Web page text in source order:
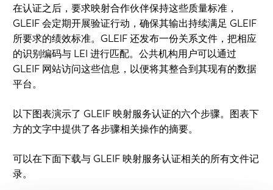
在认证之后，要求映射合作伙伴保持这些质量标准，
GLEIF 会定期开展验证行动，确保其输出持续满足 GLEIF
所要求的绩效标准。GLEIF 还发布一份关系文件，把相应
的识别编码与 LEI 进行匹配。公共机构用户可以通过
GLEIF 网站访问这些信息，以便将其整合到其现有的数据
平台。
以下图表演示了 GLEIF 映射服务认证的六个步骤。图表下
方的文字中提供了各步骤相关操作的摘要。
可以在下面下载与 GLEIF 映射服务认证相关的所有文件记
录。